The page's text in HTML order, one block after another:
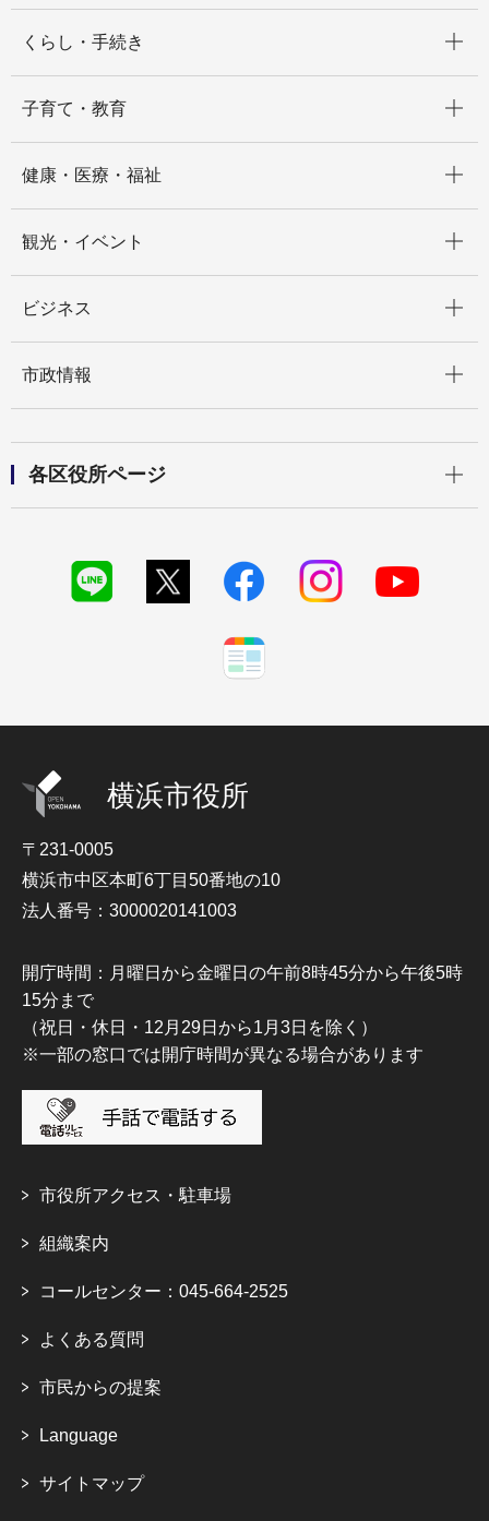
くらし・手続き
子育て・教育
健康・医療・福祉
観光・イベント
ビジネス
市政情報
各区役所ページ
横浜市役所
〒231-0005
横浜市中区本町6丁目50番地の10
法人番号：3000020141003
開庁時間：月曜日から金曜日の午前8時45分から午後5時
15分まで
（祝日・休日・12月29日から1月3日を除く）
※一部の窓口では開庁時間が異なる場合があります
市役所アクセス・駐車場
組織案内
コールセンター：045-664-2525
よくある質問
市民からの提案
Language
サイトマップ